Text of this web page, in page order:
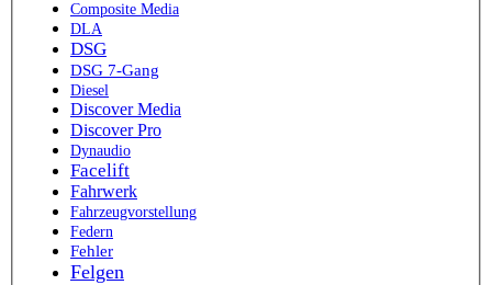
Composite Media
DLA
DSG
DSG 7-Gang
Diesel
Discover Media
Discover Pro
Dynaudio
Facelift
Fahrwerk
Fahrzeugvorstellung
Federn
Fehler
Felgen